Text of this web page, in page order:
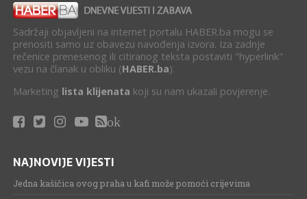
Sadržaji objavljeni na internet portalu HABER.ba mogu se
prenositi samo uz obavezu navođenja izvora. Iza zadnje
rečenice prenesenog ili citiranog teksta postaviti "hyperlink"
vezu na članak u obliku (HABER.ba).
Marketing lista klijenata koji su nam ukazali povjerenje.
ok
NAJNOVIJE VIJESTI
Jedna kašičica ovog praha u kafi može pomoći crijevima